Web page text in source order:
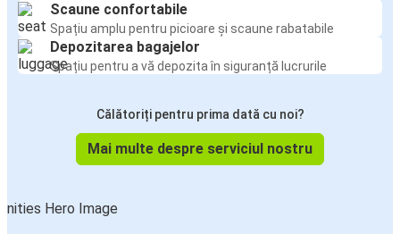
Scaune confortabile
Spațiu amplu pentru picioare și scaune rabatabile
Depozitarea bagajelor
Spațiu pentru a vă depozita în siguranță lucrurile
Călătoriți pentru prima dată cu noi?
Mai multe despre serviciul nostru